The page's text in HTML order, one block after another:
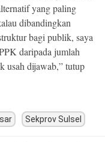
yang paling
dibandingkan
bagi publik, saya
daripada jumlah
usah dijawab,” tutup
Sekprov Sulsel